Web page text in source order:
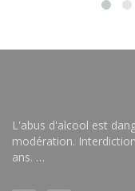
L'abus d'alcool est
modération.
ans. …